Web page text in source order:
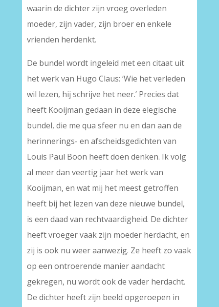
waarin de dichter zijn vroeg overleden
moeder, zijn vader, zijn broer en enkele
vrienden herdenkt.
De bundel wordt ingeleid met een citaat uit
het werk van Hugo Claus: ‘Wie het verleden
wil lezen, hij schrijve het neer.’ Precies dat
heeft Kooijman gedaan in deze elegische
bundel, die me qua sfeer nu en dan aan de
herinnerings- en afscheidsgedichten van
Louis Paul Boon heeft doen denken. Ik volg
al meer dan veertig jaar het werk van
Kooijman, en wat mij het meest getroffen
heeft bij het lezen van deze nieuwe bundel,
is een daad van rechtvaardigheid. De dichter
heeft vroeger vaak zijn moeder herdacht, en
zij is ook nu weer aanwezig. Ze heeft zo vaak
op een ontroerende manier aandacht
gekregen, nu wordt ook de vader herdacht.
De dichter heeft zijn beeld opgeroepen in